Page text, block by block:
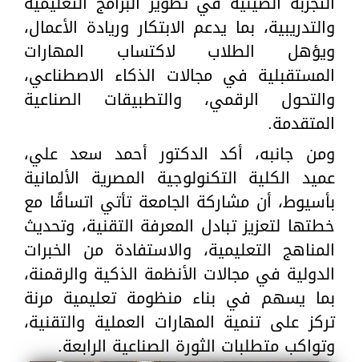
والتدريبية، بما يدعم الابتكار وريادة الأعمال،
ويؤهل الطلاب لاكتساب المهارات
المستقبلية في مجالات الذكاء الاصطناعي،
والتحول الرقمي، والتطبيقات الصناعية
المتقدمة.
ومن جانبه، أكد الدكتور أحمد سعد علي،
عميد الكلية التكنولوجية المصرية الألمانية
بأسيوط، أن مشاركة الجامعة تأتي اتساقًا مع
خطتها لتعزيز تبادل المعرفة التقنية، وتحديث
المناهج التعليمية، والاستفادة من الخبرات
الدولية في مجالات الأنظمة الذكية والرقمنة،
بما يسهم في بناء منظومة تعليمية مرنة
تركز على تنمية المهارات العملية والتقنية،
وتواكب متطلبات الثورة الصناعية الرابعة.